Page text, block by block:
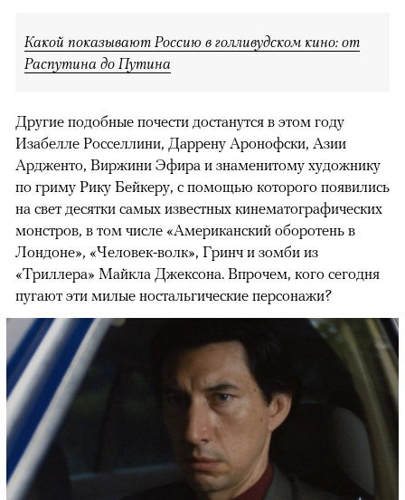
Какой показывают Россию в голливудском кино: от
Распутина до Путина
Другие подобные почести достанутся в этом году
Изабелле Росселлини, Даррену Аронофски, Азии
Ардженто, Виржини Эфира и знаменитому художнику
по гриму Рику Бейкеру, с помощью которого появились
на свет десятки самых известных кинематографических
монстров, в том числе «Американский оборотень в
Лондоне», «Человек-волк», Гринч и зомби из
«Триллера» Майкла Джексона. Впрочем, кого сегодня
пугают эти милые ностальгические персонажи?